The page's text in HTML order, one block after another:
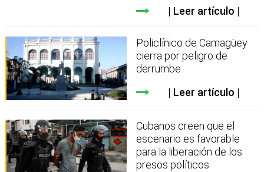
Leer artículo
Policlínico de Camagüey
cierra por peligro de
derrumbe
Leer artículo
Cubanos creen que el
escenario es favorable
para la liberación de los
presos políticos